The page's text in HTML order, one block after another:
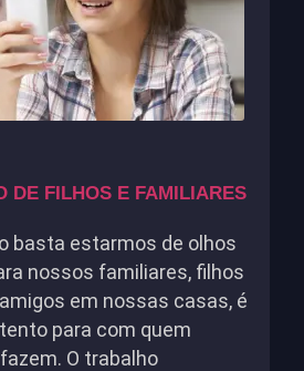
DE FILHOS E FAMILIARES
basta estarmos de olhos
nossos familiares, filhos
em nossas casas, é
para com quem
O trabalho